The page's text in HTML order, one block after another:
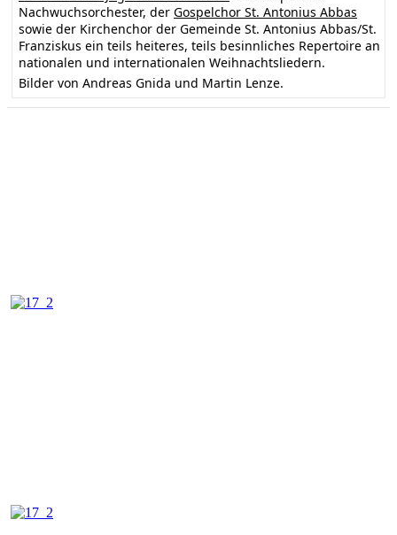
Nachwuchsorchester, der Gospelchor St. Antonius Abbas
sowie der Kirchenchor der Gemeinde St. Antonius Abbas/St.
Franziskus ein teils heiteres, teils besinnliches Repertoire an
nationalen und internationalen Weihnachtsliedern.
Bilder von Andreas Gnida und Martin Lenze.